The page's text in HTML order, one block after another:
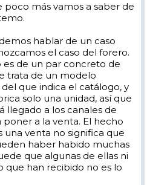
más vamos a saber de
hablar de un caso
el caso del forero.
es de un par concreto de
trata de un modelo
que indica el catálogo, y
solo una unidad, así que
llegado a los canales de
a la venta. El hecho
venta no significa que
haber habido muchas
que algunas de ellas ni
que han recibido no es lo